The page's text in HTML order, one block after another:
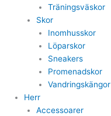
Träningsväskor
Skor
Inomhusskor
Löparskor
Sneakers
Promenadskor
Vandringskängor
Herr
Accessoarer